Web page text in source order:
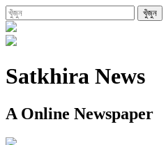
Satkhira News
A Online Newspaper